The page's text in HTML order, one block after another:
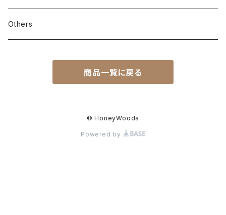
Others
商品一覧に戻る
© HoneyWoods
Powered by